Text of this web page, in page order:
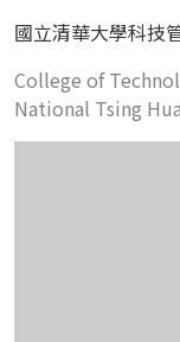
國立清華大學科技
College of
National Tsing